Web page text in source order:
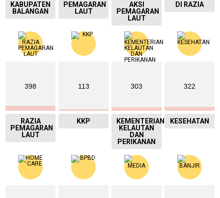
KABUPATEN
BALANGAN
PEMAGARAN
LAUT
AKSI
PEMAGARAN
LAUT
DI RAZIA
398
RAZIA
PEMAGARAN
LAUT
113
KKP
303
KEMENTERIAN
KELAUTAN
DAN
PERIKANAN
322
KESEHATAN